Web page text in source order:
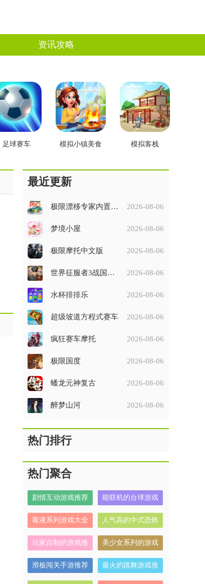
资讯攻略
足球赛车 模拟小镇美食 模拟客栈
最近更新
极限漂移专家内置菜单版 2026-08-06
梦境小屋 2026-08-06
极限摩托中文版 2026-08-06
世界征服者3战国征服者七雄争霸破解版 2026-08-06
水杯排排乐 2026-08-06
超级坡道方程式赛车 2026-08-06
疯狂赛车摩托 2026-08-06
极限国度 2026-08-06
蟠龙元神复古 2026-08-06
醉梦山河 2026-08-06
热门排行
热门聚合
剧情互动游戏推荐 能联机的台球游戏
毒液系列游戏大全
人气高的中式恐怖
解谜游戏有哪些
玩家自制的游戏推
荐
美少女系列的游戏
有哪些
滑板闯关手游推荐
最火的跳舞游戏推
荐